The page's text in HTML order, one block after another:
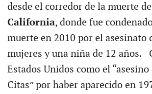
desde el corredor de la muerte
California, donde fue
muerte en 2010 por el asesinato
mujeres y una niña de 12 años.
Estados Unidos como el “asesino
Citas” por haber aparecido en